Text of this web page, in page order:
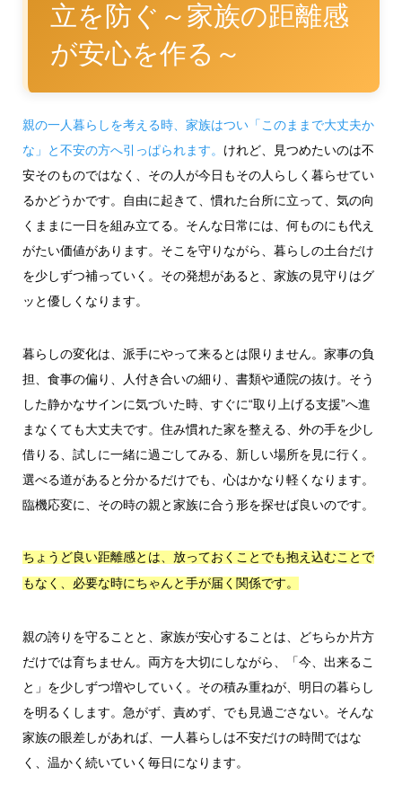
立を防ぐ～家族の距離感
が安心を作る～
親の一人暮らしを考える時、家族はつい「このままで大丈夫か
な」と不安の方へ引っぱられます。 けれど、見つめたいのは不
安そのものではなく、その人が今日もその人らしく暮らせてい
るかどうかです。自由に起きて、慣れた台所に立って、気の向
くままに一日を組み立てる。そんな日常には、何ものにも代え
がたい価値があります。そこを守りながら、暮らしの土台だけ
を少しずつ補っていく。その発想があると、家族の見守りはグ
ッと優しくなります。
暮らしの変化は、派手にやって来るとは限りません。家事の負
担、食事の偏り、人付き合いの細り、書類や通院の抜け。そう
した静かなサインに気づいた時、すぐに“取り上げる支援”へ進
まなくても大丈夫です。住み慣れた家を整える、外の手を少し
借りる、試しに一緒に過ごしてみる、新しい場所を見に行く。
選べる道があると分かるだけでも、心はかなり軽くなります。
臨機応変に、その時の親と家族に合う形を探せば良いのです。
ちょうど良い距離感とは、放っておくことでも抱え込むことで
もなく、必要な時にちゃんと手が届く関係です。
親の誇りを守ることと、家族が安心することは、どちらか片方
だけでは育ちません。両方を大切にしながら、「今、出来るこ
と」を少しずつ増やしていく。その積み重ねが、明日の暮らし
を明るくします。急がず、責めず、でも見過ごさない。そんな
家族の眼差しがあれば、一人暮らしは不安だけの時間ではな
く、温かく続いていく毎日になります。